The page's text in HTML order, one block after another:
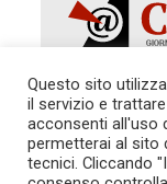
Autorizzazione
dicembre 2014.
Cararo. Indirizzo:
Questo sito
il servizio e
acconsenti all'uso
permetterai al sito
tecnici. Cliccando